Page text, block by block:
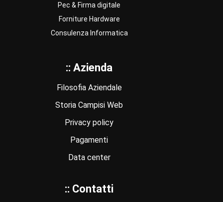
Pec & Firma digitale
Forniture Hardware
Consulenza Informatica
:: Azienda
Filosofia Aziendale
Storia Campisi Web
Privacy policy
Pagamenti
Data center
:: Contatti